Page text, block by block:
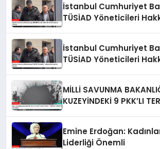
İstanbul Cumhuriyet
TÜSİAD Yöneticileri
İstanbul Cumhuriyet
TÜSİAD Yöneticileri
MİLLİ SAVUNMA
KUZEYİNDEKİ 9 PKK’LI
Emine Erdoğan:
Liderliği Önemli